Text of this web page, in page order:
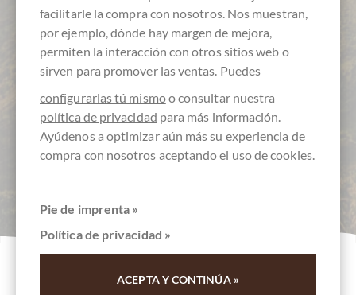
Coorie - Lebe schottisch
facilitarle la compra con nosotros. Nos muestran,
por ejemplo, dónde hay margen de mejora,
permiten la interacción con otros sitios web o
sirven para promover las ventas. Puedes
configurarlas tú mismoo consultar nuestra
política de privacidad para más información.
Ayúdenos a optimizar aún más su experiencia de
compra con nosotros aceptando el uso de cookies.
Pie de imprenta »
Política de privacidad »
ACEPTA Y CONTINÚA »